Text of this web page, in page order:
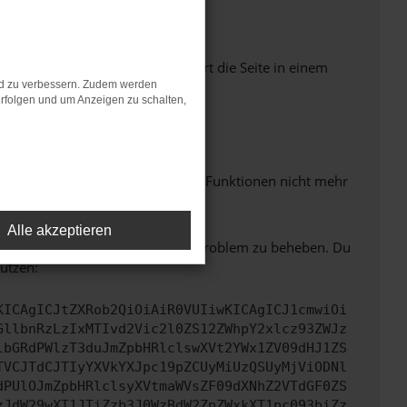
Seiten verhindern. Funktioniert die Seite in einem
dazu führen, dass bestimmte Funktionen nicht mehr
Wir werden versuchen, das Problem zu beheben. Du
zu verbessern. Zudem werden
und um Anzeigen zu schalten,
Alle akzeptieren